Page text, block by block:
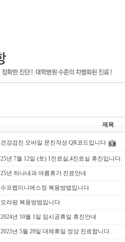
제목
건강검진 모바일 문진작성 QR코드입니다
25년 7월 12일 (토) 1진료실,4진료실 휴진입니다.
25년 하나내과 여름휴가 진료안내
수프렙미니에스정 복용방법입니다
오라팡 복용방법입니다.
2024년 10월 1일 임시공휴일 휴진안내
2023년 5월 29일 대체휴일 정상 진료합니다.